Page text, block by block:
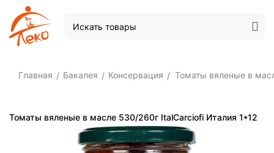
Главная / Бакалея / Консервация / Томаты вяленые в
Томаты вяленые в масле 530/260г ItalCarciofi Италия 1*12